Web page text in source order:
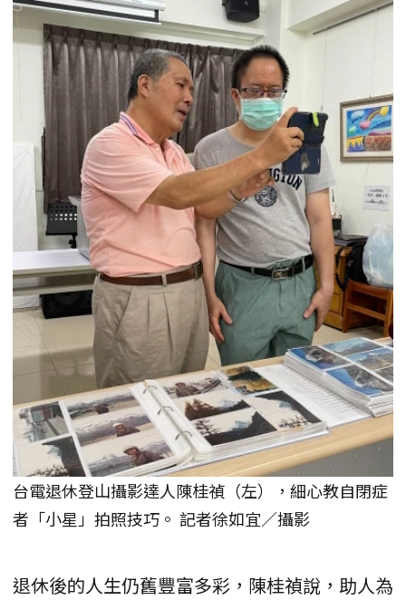
台電退休登山攝影達人陳桂禎（左），細心教自閉症
者「小星」拍照技巧。 記者徐如宜／攝影
退休後的人生仍舊豐富多彩，陳桂禎說，助人為